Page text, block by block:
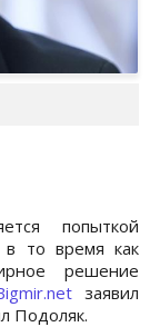
попыткой
в то время как
решение
заявил
Подоляк.